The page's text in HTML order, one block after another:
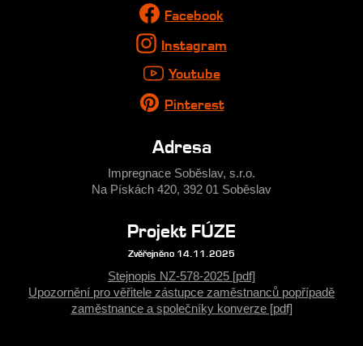
Facebook
Instagram
Youtube
Pinterest
Adresa
Impregnace Soběslav, s.r.o.
Na Pískách 420, 392 01 Soběslav
Projekt FÚZE
Zvěřejněno 14.11.2025
Stejnopis NZ-578-2025 [pdf]
Upozornění pro věřitele zástupce zaměstnanců popřípadě
zaměstnance a společníky konverze [pdf]